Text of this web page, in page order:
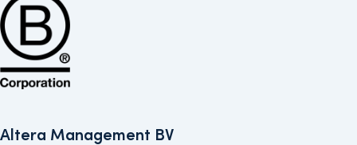
Altera Management BV